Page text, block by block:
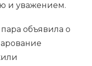
и уважением.
объявила о